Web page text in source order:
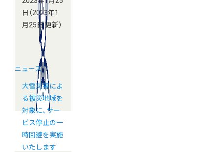
日 （2023年1
月25日 更新）
ニュース
大雪災害によ
る被災地域を
対象に、サー
ビス停止の一
時回避を実施
いたします